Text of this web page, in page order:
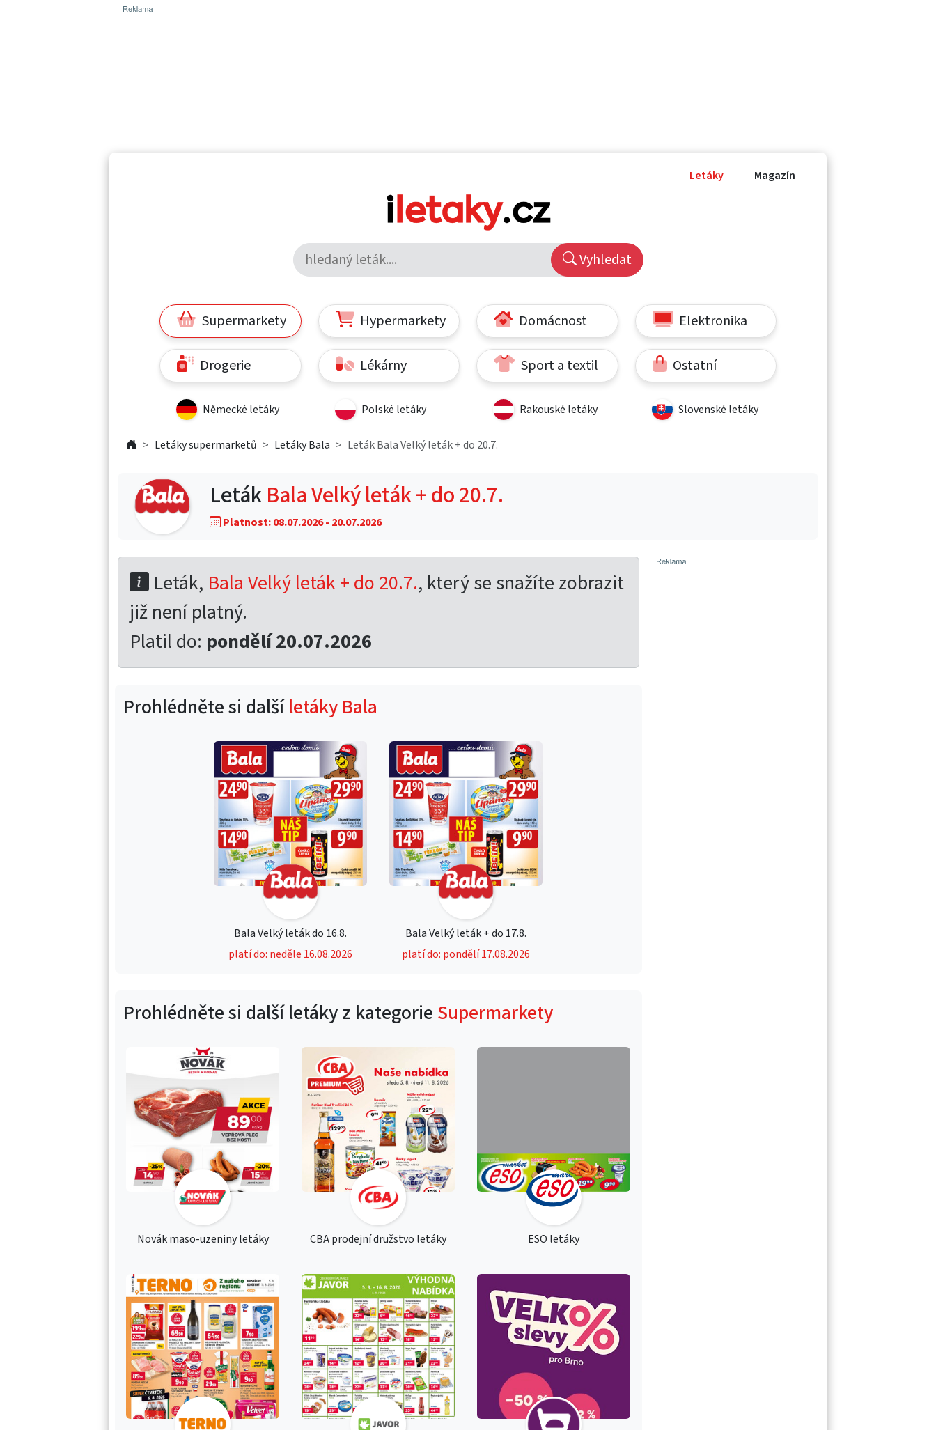
Letáky Magazín
Vyhledat
Supermarkety Hypermarkety Domácnost Elektronika
Drogerie Lékárny Sport a textil Ostatní
Německé letáky Polské letáky Rakouské letáky Slovenské letáky
Letáky supermarketů Letáky Bala Leták Bala Velký leták + do 20.7.
LetákBala Velký leták + do 20.7.
Platnost: 08.07.2026 - 20.07.2026
Leták, Bala Velký leták + do 20.7., který se snažíte zobrazit
již není platný.
Platil do: pondělí 20.07.2026
Prohlédněte si dalšíletáky Bala
Bala Velký leták do 16.8.
platí do: neděle 16.08.2026
Bala Velký leták + do 17.8.
platí do: pondělí 17.08.2026
Prohlédněte si další letáky z kategorie Supermarkety
Novák maso-uzeniny letáky CBA prodejní družstvo letáky ESO letáky